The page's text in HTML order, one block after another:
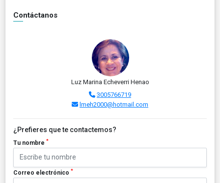
Contáctanos
Luz Marina Echeverri Henao
3005766719
lmeh2000@hotmail.com
¿Prefieres que te contactemos?
Tu nombre *
Correo electrónico *